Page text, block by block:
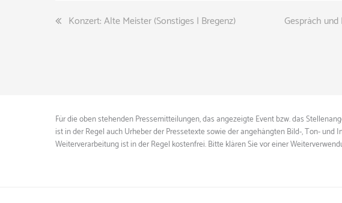
Beitragsnavigation
Konzert: Alte Meister (Sonstiges | Bregenz)
Gespräch
Für die oben stehenden Pressemitteilungen, das angezeigte Event bzw. das
ist in der Regel auch Urheber der Pressetexte sowie der angehängten Bild-, Ton-
Weiterverarbeitung ist in der Regel kostenfrei. Bitte klären Sie vor einer